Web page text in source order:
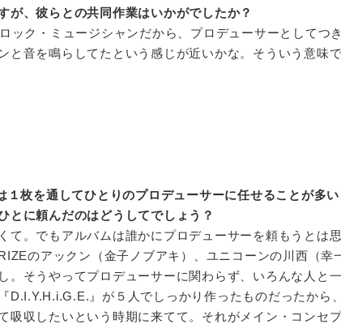
が、彼らとの共同作業はいかがでしたか？
ック・ミュージシャンだから、プロデューサーとしてつ
と音を鳴らしてたという感じが近いかな。そういう意味
１枚を通してひとりのプロデューサーに任せることが多い
とに頼んだのはどうしてでしょう？
て。でもアルバムは誰かにプロデューサーを頼もうとは
のアックン（金子ノブアキ）、ユニコーンの川西（幸
。そうやってプロデューサーに関わらず、いろんな人と
D.I.Y.H.i.G.E.』が５人でしっかり作ったものだったから
吸収したいという時期に来てて。それがメイン・コンセ